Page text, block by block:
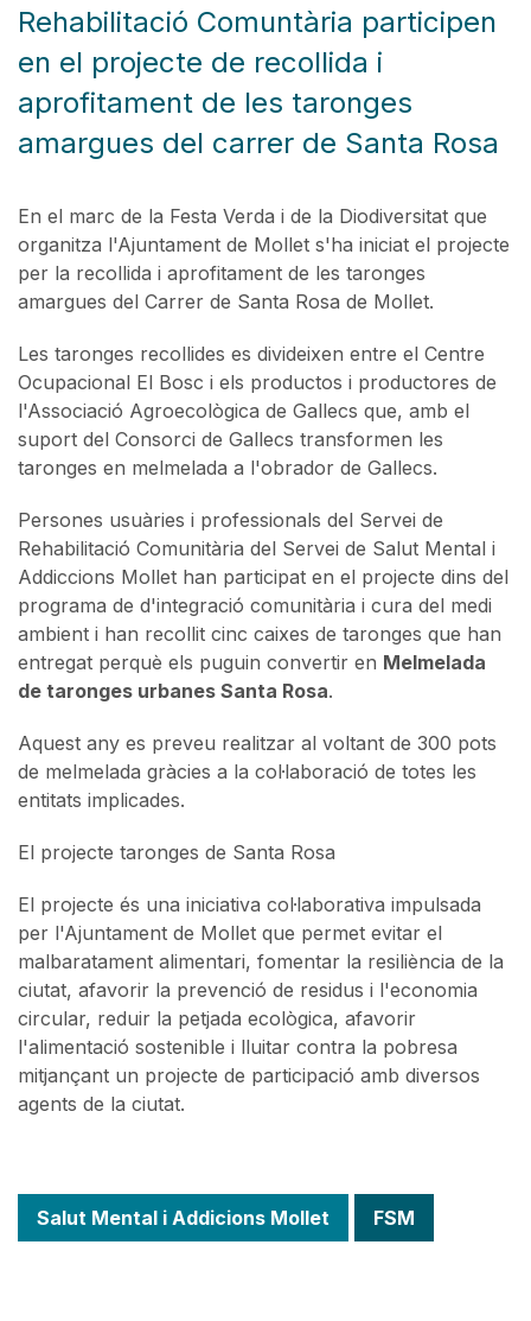
Rehabilitació Comuntària participen
en el projecte de recollida i
aprofitament de les taronges
amargues del carrer de Santa Rosa
En el marc de la Festa Verda i de la Diodiversitat que
organitza l'Ajuntament de Mollet s'ha iniciat el projecte
per la recollida i aprofitament de les taronges
amargues del Carrer de Santa Rosa de Mollet.
Les taronges recollides es divideixen entre el Centre
Ocupacional El Bosc i els productos i productores de
l'Associació Agroecològica de Gallecs que, amb el
suport del Consorci de Gallecs transformen les
taronges en melmelada a l'obrador de Gallecs.
Persones usuàries i professionals del Servei de
Rehabilitació Comunitària del Servei de Salut Mental i
Addiccions Mollet han participat en el projecte dins del
programa de d'integració comunitària i cura del medi
ambient i han recollit cinc caixes de taronges que han
entregat perquè els puguin convertir en Melmelada
de taronges urbanes Santa Rosa.
Aquest any es preveu realitzar al voltant de 300 pots
de melmelada gràcies a la col·laboració de totes les
entitats implicades.
El projecte taronges de Santa Rosa
El projecte és una iniciativa col·laborativa impulsada
per l'Ajuntament de Mollet que permet evitar el
malbaratament alimentari, fomentar la resiliència de la
ciutat, afavorir la prevenció de residus i l'economia
circular, reduir la petjada ecològica, afavorir
l'alimentació sostenible i lluitar contra la pobresa
mitjançant un projecte de participació amb diversos
agents de la ciutat.
Salut Mental i Addicions Mollet FSM